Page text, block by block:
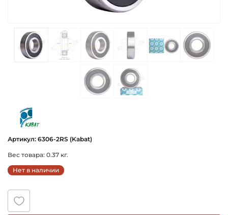
Артикул: 6306-2RS (Kabat)
Вес товара: 0.37 кг.
Нет в наличии